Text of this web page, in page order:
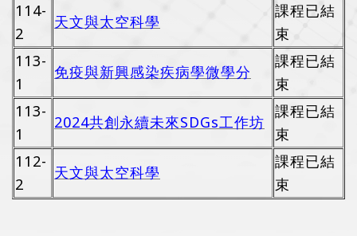
114-
2
天文與太空科學
課程已結
束
113-
1
免疫與新興感染疾病學微學分
課程已結
束
113-
1
2024共創永續未來SDGs工作坊
課程已結
束
112-
2
天文與太空科學
課程已結
束